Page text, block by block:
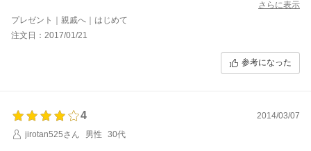
さらに表示
プレゼント｜親戚へ｜はじめて
注文日：2017/01/21
参考になった
4
2014/03/07
jirotan525さん
男性 30代